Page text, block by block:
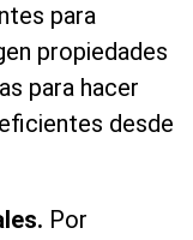
para
propiedades
para hacer
desde
Por